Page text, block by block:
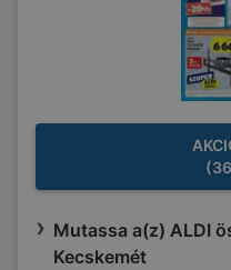
Mutassa a(z) ALDI
Kecskemét